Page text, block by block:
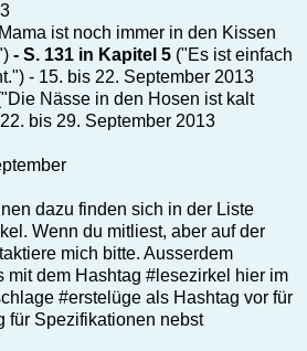
ist noch immer in den Kissen
- S. 131 in Kapitel 5 ("Es ist einfach
- 15. bis 22. September 2013
Nässe in den Hosen ist kalt
bis 29. September 2013
dazu finden sich in der Liste
Wenn du mitliest, aber auf der
mich bitte. Ausserdem
mit dem Hashtag #lesezirkel hier im
#erstelüge als Hashtag vor für
für Spezifikationen nebst